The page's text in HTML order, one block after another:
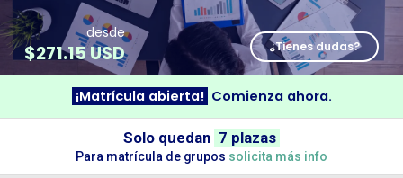
desde
$271.15 USD ¿Tienes dudas?
¡Matrícula abierta! Comienza ahora.
Solo quedan 7 plazas
Para matrícula de grupos solicita más info
¿Necesitas más información
sobre un curso?